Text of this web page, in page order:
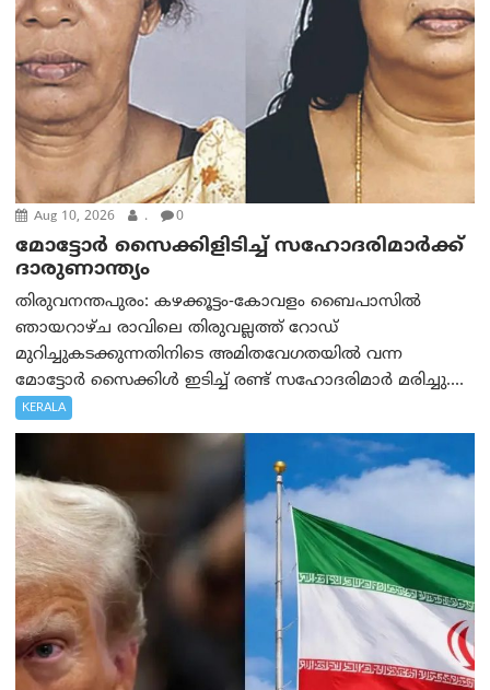
Aug 10, 2026 . 0
മോട്ടോര്‍ സൈക്കിളിടിച്ച് സഹോദരിമാര്‍ക്ക്
ദാരുണാന്ത്യം
തിരുവനന്തപുരം: കഴക്കൂട്ടം-കോവളം ബൈപാസിൽ
ഞായറാഴ്ച രാവിലെ തിരുവല്ലത്ത് റോഡ്
മുറിച്ചുകടക്കുന്നതിനിടെ അമിതവേഗതയിൽ വന്ന
മോട്ടോർ സൈക്കിൾ ഇടിച്ച് രണ്ട് സഹോദരിമാർ മരിച്ചു....
KERALA